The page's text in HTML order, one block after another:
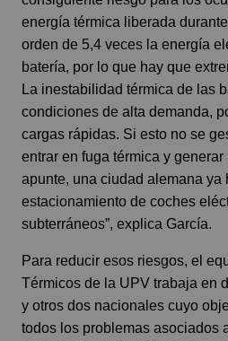
energía térmica liberada
orden de 5,4 veces la energía
batería, por lo que hay que
La inestabilidad térmica de las
condiciones de alta demanda,
cargas rápidas. Si esto no se
entrar en fuga térmica y
apunte, una ciudad alemana ya
estacionamiento de coches
subterráneos”, explica García.
Para reducir esos riesgos, el
Térmicos de la UPV trabaja en
y otros dos nacionales cuyo
todos los problemas asociados